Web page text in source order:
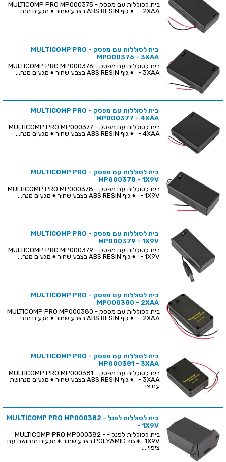
בית לסוללות עם מפסק - MULTICOMP PRO MP000375
- 2XAA ♦ גוף ABS RESIN בצבע שחור ♦ מגעים מנח...
בית לסוללות עם מפסק - MULTICOMP PRO
MP000376 - 3XAA
בית לסוללות עם מפסק - MULTICOMP PRO MP000376
- 3XAA ♦ גוף ABS RESIN בצבע שחור ♦ מגעים מנח...
בית לסוללות עם מפסק - MULTICOMP PRO
MP000377 - 4XAA
בית לסוללות עם מפסק - MULTICOMP PRO MP000377
- 4XAA ♦ גוף ABS RESIN בצבע שחור ♦ מגעים מנח...
בית לסוללות עם מפסק - MULTICOMP PRO
MP000378 - 1X9V
בית לסוללות עם מפסק - MULTICOMP PRO MP000378
- 1X9V ♦ גוף ABS RESIN בצבע שחור ♦ מגעים מנח...
בית לסוללות עם מפסק - MULTICOMP PRO
MP000379 - 1X9V
בית לסוללות עם מפסק - MULTICOMP PRO MP000379
- 1X9V ♦ גוף ABS RESIN בצבע שחור ♦ מגעים מנח...
בית לסוללות עם מפסק - MULTICOMP PRO
MP000380 - 2XAA
בית לסוללות עם מפסק - MULTICOMP PRO MP000380
- 2XAA ♦ גוף ABS RESIN בצבע שחור ♦ מגעים מנח...
בית לסוללות עם מפסק - MULTICOMP PRO
MP000381 - 3XAA
בית לסוללות עם מפסק - MULTICOMP PRO MP000381
- 3XAA ♦ גוף ABS RESIN בצבע שחור ♦ מגעים מנחושת
עם צי...
בית לסוללות לפנל - MULTICOMP PRO MP000382
- 1X9V
בית לסוללות לפנל - MULTICOMP PRO MP000382 -
1X9V ♦ גוף POLYAMID בצבע שחור ♦ מגעים מנחושת עם
ציפוי ...